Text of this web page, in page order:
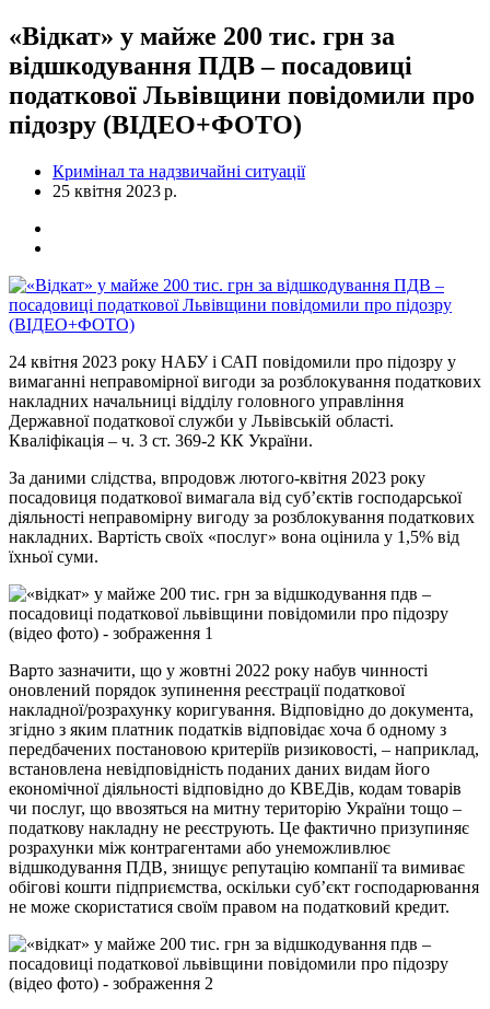
«Відкат» у майже 200 тис. грн за
відшкодування ПДВ – посадовиці
податкової Львівщини повідомили про
підозру (ВІДЕО+ФОТО)
Кримінал та надзвичайні ситуації
25 квітня 2023 р.
24 квітня 2023 року НАБУ і САП повідомили про підозру у
вимаганні неправомірної вигоди за розблокування податкових
накладних начальниці відділу головного управління
Державної податкової служби у Львівській області.
Кваліфікація – ч. 3 ст. 369-2 КК України.
За даними слідства, впродовж лютого-квітня 2023 року
посадовиця податкової вимагала від суб’єктів господарської
діяльності неправомірну вигоду за розблокування податкових
накладних. Вартість своїх «послуг» вона оцінила у 1,5% від
їхньої суми.
Варто зазначити, що у жовтні 2022 року набув чинності
оновлений порядок зупинення реєстрації податкової
накладної/розрахунку коригування. Відповідно до документа,
згідно з яким платник податків відповідає хоча б одному з
передбачених постановою критеріїв ризиковості, – наприклад,
встановлена невідповідність поданих даних видам його
економічної діяльності відповідно до КВЕДів, кодам товарів
чи послуг, що ввозяться на митну територію України тощо –
податкову накладну не реєструють. Це фактично призупиняє
розрахунки між контрагентами або унеможливлює
відшкодування ПДВ, знищує репутацію компанії та вимиває
обігові кошти підприємства, оскільки суб’єкт господарювання
не може скористатися своїм правом на податковий кредит.